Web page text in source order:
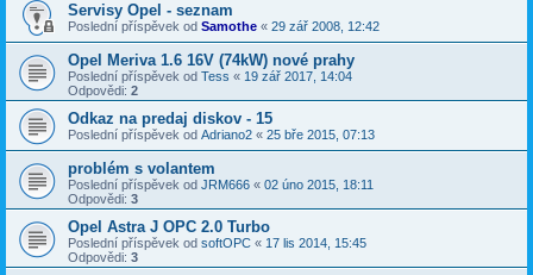
Servisy Opel - seznam
Poslední příspěvek od Samothe « 29 zář 2008, 12:42
Opel Meriva 1.6 16V (74kW) nové prahy
Poslední příspěvek od Tess « 19 zář 2017, 14:04
Odpovědi: 2
Odkaz na predaj diskov - 15
Poslední příspěvek od Adriano2 « 25 bře 2015, 07:13
problém s volantem
Poslední příspěvek od JRM666 « 02 úno 2015, 18:11
Odpovědi: 3
Opel Astra J OPC 2.0 Turbo
Poslední příspěvek od softOPC « 17 lis 2014, 15:45
Odpovědi: 3